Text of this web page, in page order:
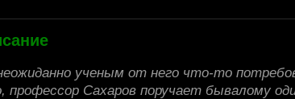
ученым от него что-то
Сахаров поручает бывалому